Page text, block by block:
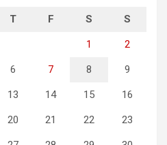
T F S S
1 2
6 7 8 9
13 14 15 16
20 21 22 23